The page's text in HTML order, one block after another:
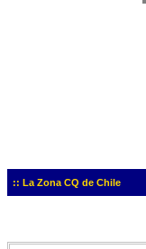
:: La Zona CQ de Chile